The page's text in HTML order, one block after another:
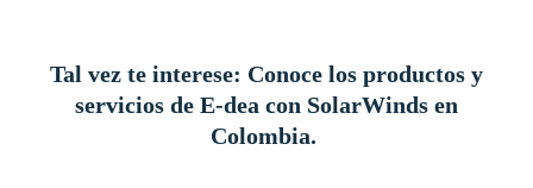
Tal vez te interese: Conoce los productos y
servicios de E-dea con SolarWinds en
Colombia.